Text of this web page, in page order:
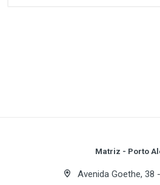
Your Name
Matriz - Porto
Avenida Goethe, 38